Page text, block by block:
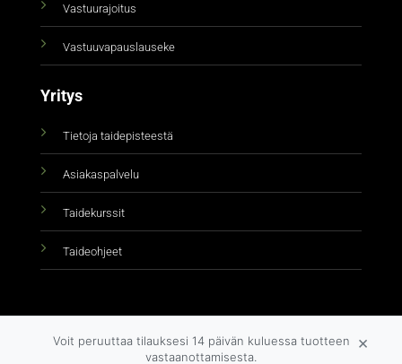
Vastuurajoitus
Vastuuvapauslauseke
Yritys
Tietoja taidepisteestä
Asiakaspalvelu
Taidekurssit
Taideohjeet
Voit peruuttaa tilauksesi 14 päivän kuluessa tuotteen
vastaanottamisesta.
×